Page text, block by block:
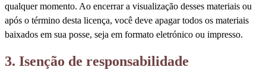
qualquer momento. Ao encerrar a visualização desses materiais ou
após o término desta licença, você deve apagar todos os materiais
baixados em sua posse, seja em formato eletrónico ou impresso.
3. Isenção de responsabilidade